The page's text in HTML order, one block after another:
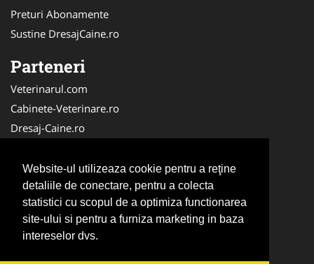
Website-ul utilizeaza cookie pentru a reţine
detaliile de conectare, pentru a colecta
statistici cu scopul de a optimiza functionarea
site-ului si pentru a furniza marketing in baza
intereselor dvs.
Preturi Abonamente
Sustine DresajCaine.ro
Parteneri
Veterinarul.com
Cabinete-Veterinare.ro
Dresaj-Caine.ro
Medic-Bun.com
SalonFrizerieCanina.com
DresajCaine.ro
NonStopDeschis.ro